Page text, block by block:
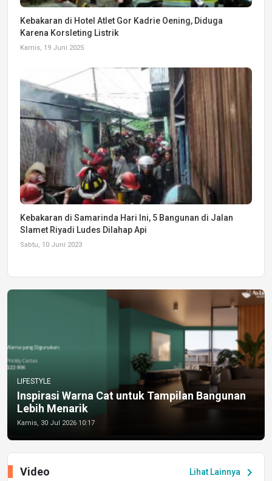
Kebakaran di Hotel Atlet Gor Kadrie Oening, Diduga
Karena Korsleting Listrik
Kamis, 19 Juni 2025
Kebakaran di Samarinda Hari Ini, 5 Bangunan di Jalan
Slamet Riyadi Ludes Dilahap Api
Sabtu, 10 Juni 2023
LIFESTYLE
Inspirasi Warna Cat untuk Tampilan Bangunan
Lebih Menarik
Kamis, 30 Jul 2026 10:17
Lihat Lainnya chevron_right
Video